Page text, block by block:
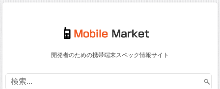
開発者のための携帯端末スペック情報サイト